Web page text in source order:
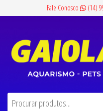
conteúdo
Fale Conosco (14)
Gaiola de Ouro